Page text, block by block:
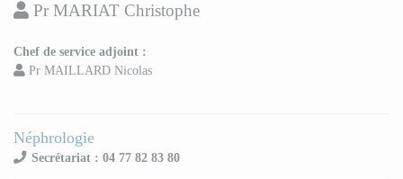
Pr MARIAT Christophe
Chef de service adjoint :
Pr MAILLARD Nicolas
Néphrologie
Secrétariat : 04 77 82 83 80